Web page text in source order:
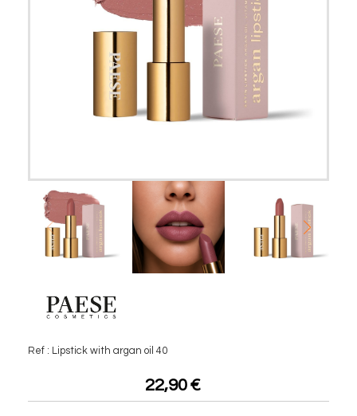
Ref : Lipstick with argan oil 40
22,90€